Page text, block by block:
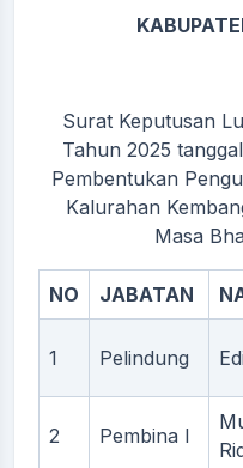
Surat Keputusan
Tahun 2025
Pembentukan
Kalurahan
Masa
NO JABATAN
1 Pelindung
2 Pembina I